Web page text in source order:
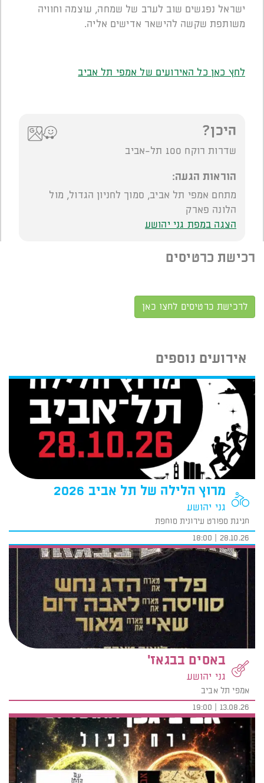
ישראל נפגשים שוב לערב של שמחה, עוצמה וחוויה
משותפת שקשה להישאר אדישים אליה.
לחץ כאן כל האירועים של אמפי תל אביב
היכן?
שדרות רוקח 100 תל-אביב
הוראות הגעה:
מתחם אמפי תל אביב, סמוך לחניון הגדול, מול
הלונה פארק
הצגה במפת גני יהושע
רכישת כרטיסים
לרכישת כרטיסים לחצו כאן
אירועים נוספים
מרוץ הלילה של תל אביב 2026
גני יהושע
חגיגת ספורט עירונית סוחפת
28.10.26 | 18:00
באסים בבגאז'
גני יהושע
אמפי תל אביב
13.08.26 | 19:00